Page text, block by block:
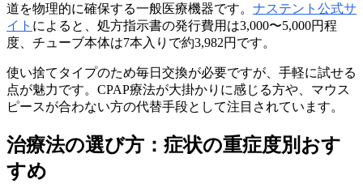
道を物理的に確保する一般医療機器です。 ナステント公式サ
イト によると、処方指示書の発行費用は3,000〜5,000円程
度、チューブ本体は7本入りで約3,982円です。
使い捨てタイプのため毎日交換が必要ですが、手軽に試せる
点が魅力です。CPAP療法が大掛かりに感じる方や、マウス
ピースが合わない方の代替手段として注目されています。
治療法の選び方：症状の重症度別おす
すめ